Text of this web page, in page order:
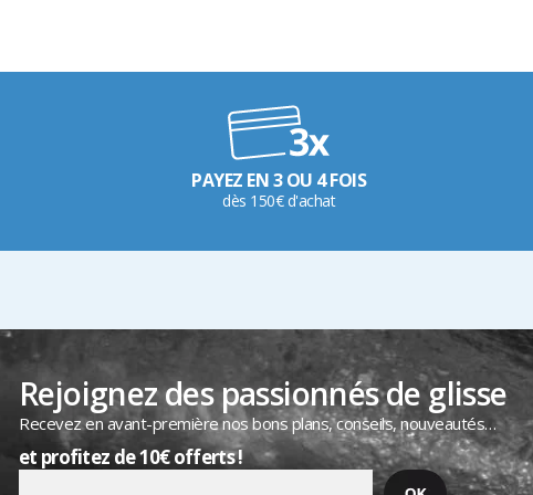
PAYEZ EN 3 OU 4 FOIS
dès 150€ d'achat
Rejoignez des passionnés de glisse
Recevez en avant-première nos bons plans, conseils, nouveautés…
et profitez de 10€ offerts !